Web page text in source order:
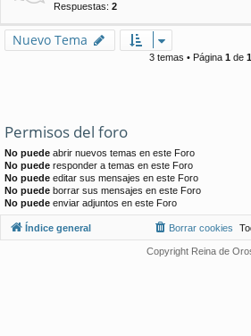
Respuestas: 2
Nuevo Tema
3 temas • Página 1de 1
Permisos del foro
No puede abrir nuevos temas en este Foro
No puede responder a temas en este Foro
No puede editar sus mensajes en este Foro
No puede borrar sus mensajes en este Foro
No puede enviar adjuntos en este Foro
Índice general Borrar cookies
Copyright Reina de